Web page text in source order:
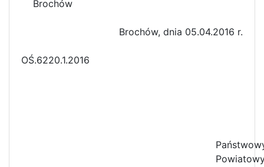
Brochów
Brochów, dnia 05.04.2016 r.
OŚ.6220.1.2016